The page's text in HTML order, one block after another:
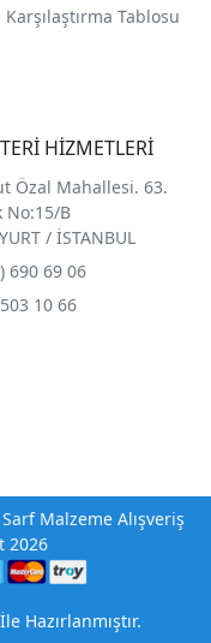
Karşılaştırma Tablosu
HİZMETLERİ
Özal Mahallesi. 63.
No:15/B
/ İSTANBUL
690 69 06
10 66
Malzeme Alışveriş
2026
İle Hazırlanmıştır.